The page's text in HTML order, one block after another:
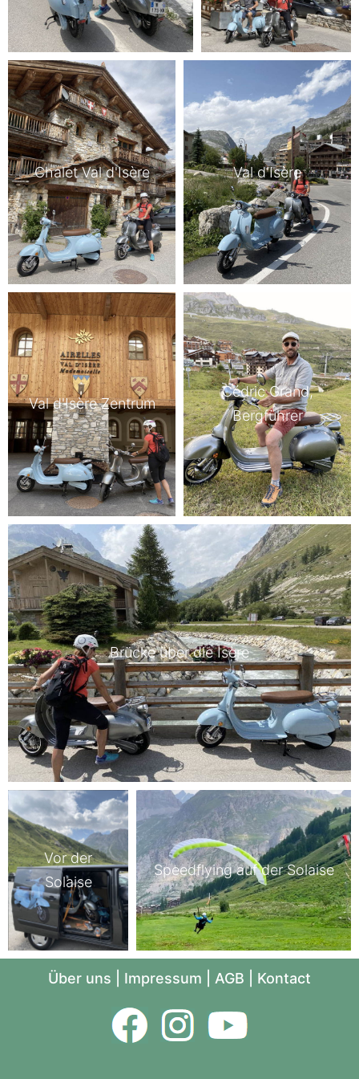
Chalet Val d'Isère Val d'Isère
Val d'Isère Zentrum
Cédric Grand,
Bergführer
Brücke über die Isère
Vor der
Solaise
Speedflying auf der Solaise
Über uns Impressum AGB Kontact